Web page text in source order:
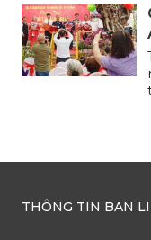
tộc
THÔNG TIN BAN